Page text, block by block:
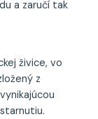
a zaručí tak
živice, vo
z